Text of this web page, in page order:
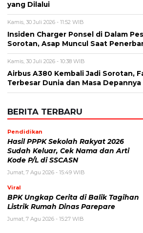
yang Dilalui
Kamis, 30 Juli 2026 - 11:52 WIB
Insiden Charger Ponsel di Dalam
Sorotan, Asap Muncul Saat
Kamis, 30 Juli 2026 - 10:38 WIB
Airbus A380 Kembali Jadi Sorotan,
Terbesar Dunia dan Masa Depannya
BERITA TERBARU
Pendidikan
Hasil PPPK Sekolah Rakyat 2026
Sudah Keluar, Cek Nama dan Arti
Kode P/L di SSCASN
Jumat, 7 Agu 2026 - 15:49 WIB
Viral
BPK Ungkap Cerita di Balik Tagihan
Listrik Rumah Dinas Parepare
Jumat, 7 Agu 2026 - 15:27 WIB